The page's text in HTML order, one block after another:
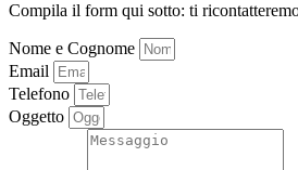
Compila il form qui sotto: ti
Nome e Cognome
Email
Telefono
Oggetto